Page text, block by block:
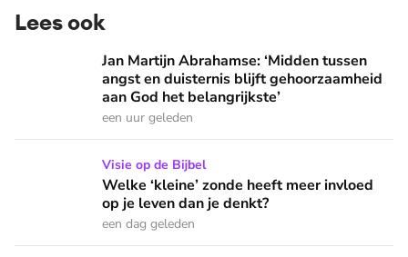
Lees ook
Jan Martijn Abrahamse: ‘Midden tussen angst en
Jan Martijn Abrahamse: ‘Midden tussen
angst en duisternis blijft gehoorzaamheid
aan God het belangrijkste’
een uur geleden
Welke ‘kleine’ zonde heeft meer invloed op je leven dan je
Visie op de Bijbel
Welke ‘kleine’ zonde heeft meer invloed
op je leven dan je denkt?
een dag geleden